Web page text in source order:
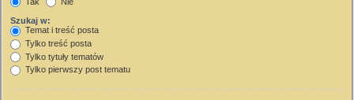
Szukaj w:
Temat i treść posta
Tylko treść posta
Tylko tytuły tematów
Tylko pierwszy post tematu